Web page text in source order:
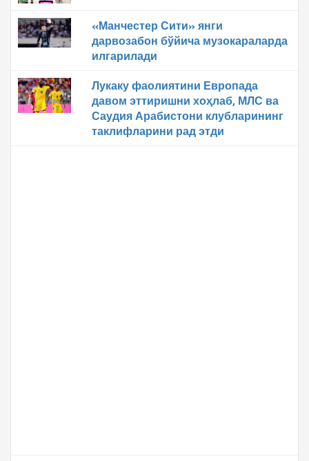
«Манчестер Сити» янги
дарвозабон бўйича музокараларда
илгарилади
Лукаку фаолиятини Европада
давом эттиришни хоҳлаб, МЛС ва
Саудия Арабистони клубларининг
таклифларини рад этди